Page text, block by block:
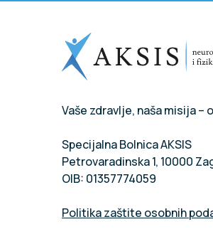
Vaše zdravlje, naša misija –
Specijalna Bolnica AKSIS
Petrovaradinska 1, 10000
OIB: 01357774059
Politika zaštite osobnih